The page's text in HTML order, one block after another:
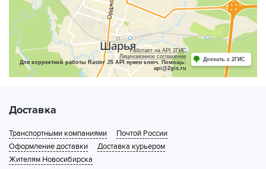
Работает на API 2ГИС
Лицензионное соглашение
Для корректной работы Raster JS API нужен ключ. Помощь:
api@2gis.ru
Доехать с 2ГИС
Доставка
Транспортными компаниями
Почтой России
Оформление доставки
Доставка курьером
Жителям Новосибирска